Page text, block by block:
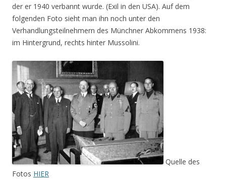
der er 1940 verbannt wurde. (Exil in den USA). Auf dem
folgenden Foto sieht man ihn noch unter den
Verhandlungsteilnehmern des Münchner Abkommens 1938:
im Hintergrund, rechts hinter Mussolini.
Quelle des
Fotos HIER